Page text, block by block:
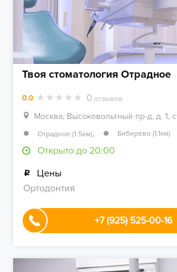
Твоя стоматология Отрадное
0.0 0 отзывов
Москва, Высоковольтный пр-д, д. 1,
Отрадное (1.5км), Бибирево (1.1км)
Открыто до 20:00
Цены
Ортодонтия
+7 (925) 525-00-16